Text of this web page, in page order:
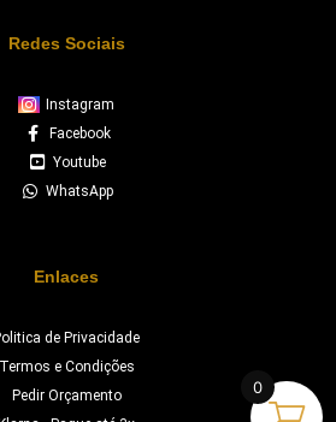
Redes Sociais
Instagram
Facebook
Youtube
WhatsApp
Enlaces
de Privacidade
Termos e Condições
Pedir Orçamento
0